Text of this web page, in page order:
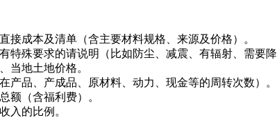
成本及清单（含主要材料规格、来源及价格）。
殊要求的请说明（比如防尘、减震、有辐射、需要降
当地土地价格。
品、产成品、原材料、动力、现金等的周转次数）。
额（含福利费）。
入的比例。